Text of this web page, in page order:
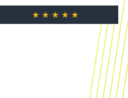
อนาคต
บางกอกแลนด์ จำกัด (มหาชน) ได้มี
การผสมผสานความเป็นอยู่ที่หรูหรา
สถานการณ์น้ำท่วมที่ผ่านมา ซึ่งคุณ
สามารถที่จะมั่นใจว่าครอบครัวและ
ทรัพย์สินของคุณจะปลอดภัยจาก
★★★★★